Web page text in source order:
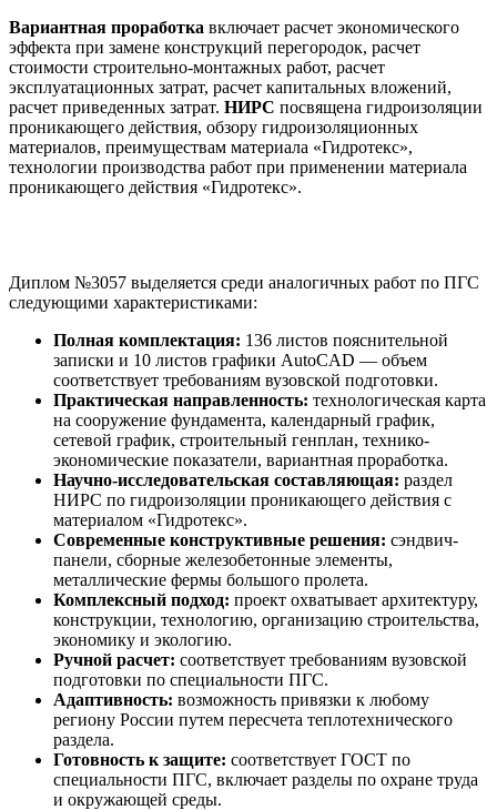
Вариантная проработка включает расчет экономического
эффекта при замене конструкций перегородок, расчет
стоимости строительно-монтажных работ, расчет
эксплуатационных затрат, расчет капитальных вложений,
расчет приведенных затрат. НИРС посвящена гидроизоляции
проникающего действия, обзору гидроизоляционных
материалов, преимуществам материала «Гидротекс»,
технологии производства работ при применении материала
проникающего действия «Гидротекс».
Диплом №3057 выделяется среди аналогичных работ по ПГС
следующими характеристиками:
Полная комплектация: 136 листов пояснительной
записки и 10 листов графики AutoCAD — объем
соответствует требованиям вузовской подготовки.
Практическая направленность: технологическая карта
на сооружение фундамента, календарный график,
сетевой график, строительный генплан, технико-
экономические показатели, вариантная проработка.
Научно-исследовательская составляющая: раздел
НИРС по гидроизоляции проникающего действия с
материалом «Гидротекс».
Современные конструктивные решения: сэндвич-
панели, сборные железобетонные элементы,
металлические фермы большого пролета.
Комплексный подход: проект охватывает архитектуру,
конструкции, технологию, организацию строительства,
экономику и экологию.
Ручной расчет: соответствует требованиям вузовской
подготовки по специальности ПГС.
Адаптивность: возможность привязки к любому
региону России путем пересчета теплотехнического
раздела.
Готовность к защите: соответствует ГОСТ по
специальности ПГС, включает разделы по охране труда
и окружающей среды.